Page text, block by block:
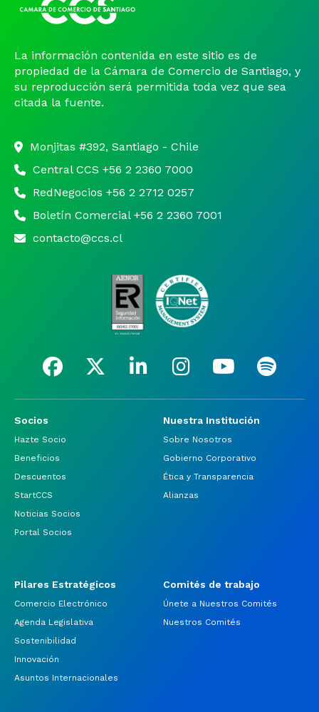
La información contenida en este sitio es de
propiedad de la Cámara de Comercio de Santiago, y
su reproducción será permitida toda vez que sea
citada la fuente.
Monjitas #392, Santiago - Chile
Central CCS +56 2 2360 7000
RedNegocios +56 2 2712 0257
Boletín Comercial +56 2 2360 7001
contacto@ccs.cl
Socios
Hazte Socio
Beneficios
Descuentos
StartCCS
Noticias Socios
Portal Socios
Nuestra Institución
Sobre Nosotros
Gobierno Corporativo
Ética y Transparencia
Alianzas
Pilares Estratégicos
Comercio Electrónico
Agenda Legislativa
Sostenibilidad
Innovación
Asuntos Internacionales
Comités de trabajo
Únete a Nuestros Comités
Nuestros Comités